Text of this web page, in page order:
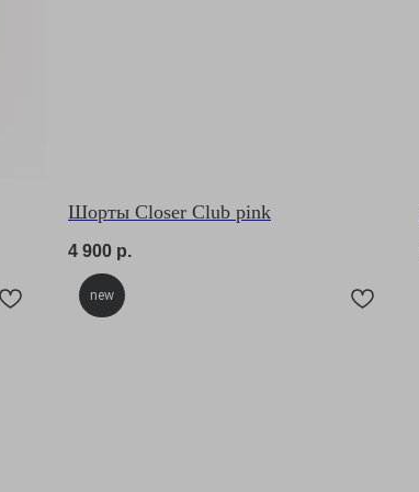
Шорты Closer Club pink
4 900 р.
new